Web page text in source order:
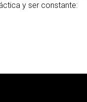
y ser constante: